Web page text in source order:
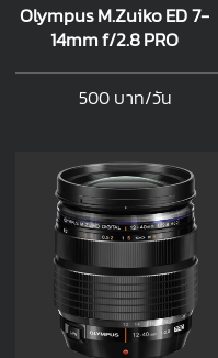
Olympus M.Zuiko ED 7-
14mm f/2.8 PRO
500 บาท/วัน